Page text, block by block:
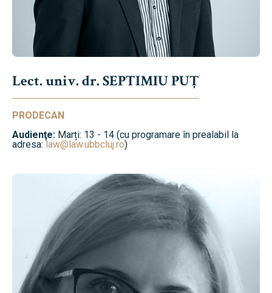
Lect. univ. dr. SEPTIMIU PUȚ
PRODECAN
Audienţe: Marți: 13 - 14 (cu programare în prealabil la
adresa:law@law.ubbcluj.ro)